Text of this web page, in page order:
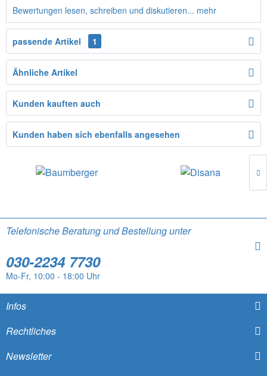
Bewertungen lesen, schreiben und diskutieren... mehr
passende Artikel 1
Ähnliche Artikel
Kunden kauften auch
Kunden haben sich ebenfalls angesehen
Telefonische Beratung und Bestellung unter
030-2234 7730
Mo-Fr, 10:00 - 18:00 Uhr
Infos
Rechtliches
Newsletter